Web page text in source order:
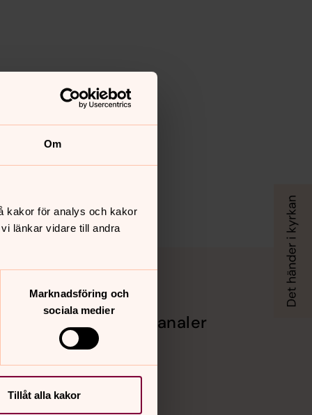
Om
kakor för analys och kakor
länkar vidare till andra
Marknadsföring och
sociala medier
Tillåt alla kakor
Sociala kanaler
Facebook
Instagram
Vimeo